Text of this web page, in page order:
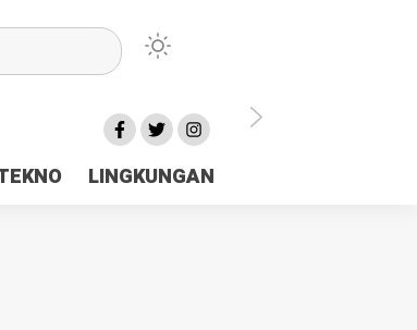
LINGKUNGAN
Papua
Miliar Disorot